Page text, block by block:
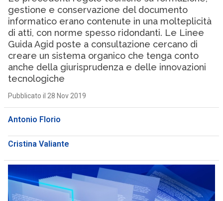
gestione e conservazione del documento
informatico erano contenute in una molteplicità
di atti, con norme spesso ridondanti. Le Linee
Guida Agid poste a consultazione cercano di
creare un sistema organico che tenga conto
anche della giurisprudenza e delle innovazioni
tecnologiche
Pubblicato il 28 Nov 2019
Antonio Florio
Cristina Valiante